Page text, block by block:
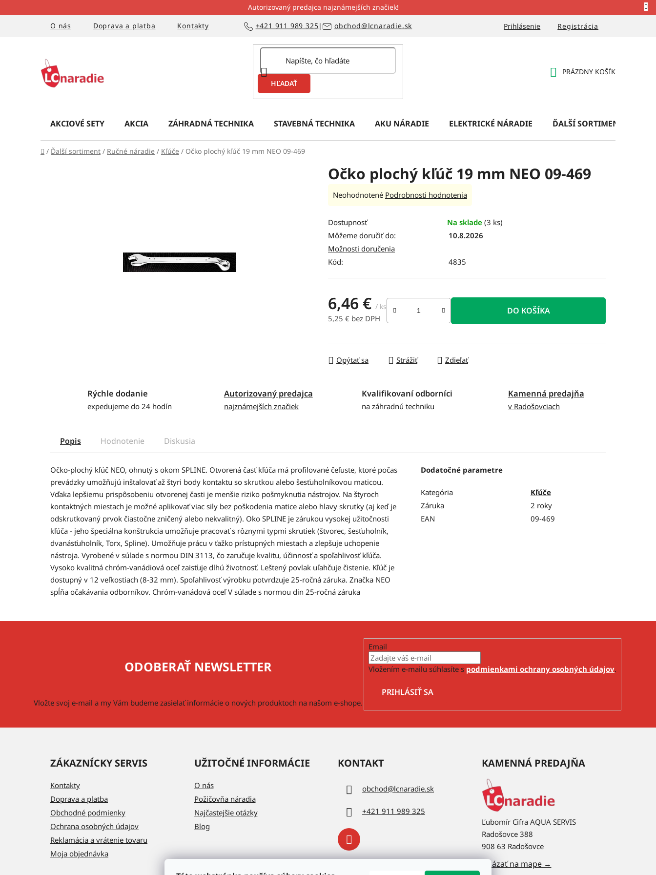
na
Autorizovaný predajca najznámejších značiek!
O nás
Doprava a platba Kontakty Prihlásenie Registrácia
+421 911 989 325| obchod@lcnaradie.sk
HĽADAŤ
PRÁZDNY KOŠÍK
AKCIOVÉ SETY AKCIA ZÁHRADNÁ TECHNIKA STAVEBNÁ TECHNIKA AKU NÁRADIE ELEKTRICKÉ NÁRADIE ĎALŠÍ SORTIMENT
Domov
/ Ďalší sortiment / Ručné náradie / Kľúče / Očko plochý kľúč 19 mm NEO 09-469
Očko plochý kľúč 19 mm NEO 09-469
Priemerné
produktu
je
0,0
z
5
hviezdičiek.
Neohodnotené Podrobnosti hodnotenia
Dostupnosť Na sklade (3 ks)
Môžeme doručiť do:
10.8.2026
Možnosti doručenia
Kód:
4835
6,46 € / ks
5,25 € bez DPH
DO KOŠÍKA
Opýtať sa Strážiť Zdieľať
Rýchle dodanie
expedujeme do 24 hodín
Autorizovaný predajca
najznámejších značiek
Kvalifikovaní odborníci
na záhradnú techniku
Kamenná predajňa
v Radošovciach
Popis Hodnotenie Diskusia
Očko-plochý kľúč NEO, ohnutý s okom SPLINE. Otvorená časť kľúča má profilované čeľuste, ktoré počas
prevádzky umožňujú inštalovať až štyri body kontaktu so skrutkou alebo šesťuholníkovou maticou.
Vďaka lepšiemu prispôsobeniu otvorenej časti je menšie riziko pošmyknutia nástrojov. Na štyroch
kontaktných miestach je možné aplikovať viac sily bez poškodenia matice alebo hlavy skrutky (aj keď je
odskrutkovaný prvok čiastočne zničený alebo nekvalitný). Oko SPLINE je zárukou vysokej užitočnosti
kľúča - jeho špeciálna konštrukcia umožňuje pracovať s rôznymi typmi skrutiek (štvorec, šesťuholník,
dvanásťuholník, Torx, Spline). Umožňuje prácu v ťažko prístupných miestach a zlepšuje uchopenie
nástroja. Vyrobené v súlade s normou DIN 3113, čo zaručuje kvalitu, účinnosť a spoľahlivosť kľúča.
Vysoko kvalitná chróm-vanádiová oceľ zaisťuje dlhú životnosť. Leštený povlak uľahčuje čistenie. Kľúč je
dostupný v 12 veľkostiach (8-32 mm). Spoľahlivosť výrobku potvrdzuje 25-ročná záruka. Značka NEO
spĺňa očakávania odborníkov. Chróm-vanádová oceľ V súlade s normou din 25-ročná záruka
Dodatočné parametre
Kategória
Kľúče
Záruka
2 roky
EAN
09-469
ODOBERAŤ NEWSLETTER
Vložte svoj e-mail a my Vám budeme zasielať informácie o nových produktoch na našom e-shope.
Email
Vložením e-mailu súhlasíte s podmienkami ochrany osobných údajov.
PRIHLÁSIŤ SA
ZÁKAZNÍCKY SERVIS
Kontakty
Doprava a platba
Obchodné podmienky
Ochrana osobných údajov
Reklamácia a vrátenie tovaru
Moja objednávka
UŽITOČNÉ INFORMÁCIE
O nás
Požičovňa náradia
Najčastejšie otázky
Blog
KONTAKT
obchod@lcnaradie.sk
+421 911 989 325
KAMENNÁ PREDAJŇA
Ľubomír Cifra AQUA SERVIS
Radošovce 388
908 63 Radošovce
Ukázať na mape →